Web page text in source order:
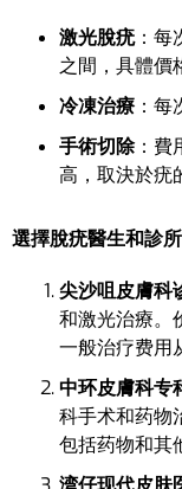
激光脫疣：每
之間，具體價
冷凍治療 ：
手術切除：費
高，取決於疣
選擇脫疣醫生和診所
尖沙咀皮膚科
和激光治療。
一般治疗费用
中环皮膚科专
科手术和药物
包括药物和其